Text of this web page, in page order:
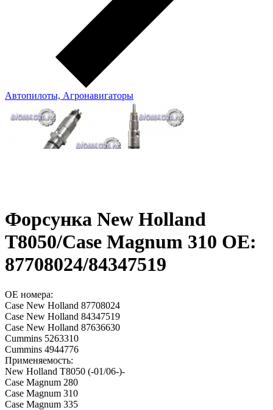
Автопилоты, Агронавигаторы
Форсунка New Holland
T8050/Case Magnum 310 OE:
87708024/84347519
OE номера:
Case New Holland 87708024
Case New Holland 84347519
Case New Holland 87636630
Cummins 5263310
Cummins 4944776
Применяемость:
New Holland T8050 (-01/06-)-
Case Magnum 280
Case Magnum 310
Case Magnum 335